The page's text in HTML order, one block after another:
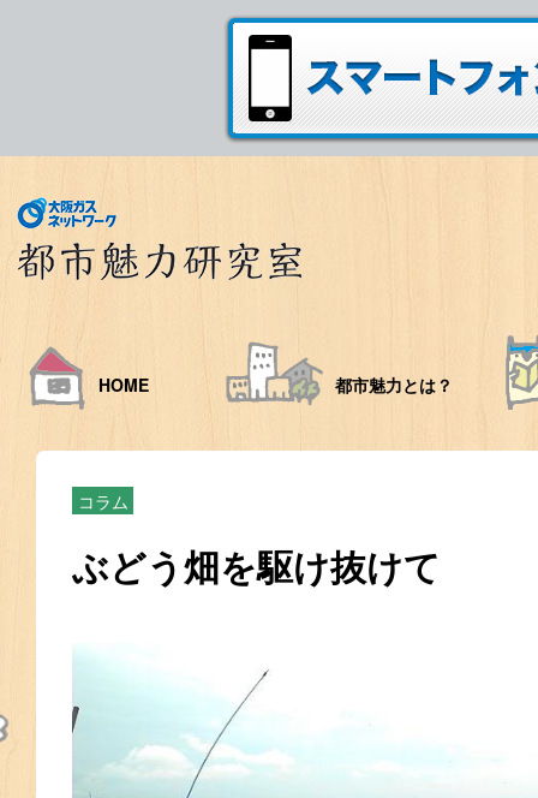
HOME 都市魅力とは？
コラム
ぶどう畑を駆け抜けて